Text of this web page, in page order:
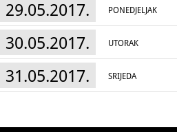
29.05.2017. PONEDJELJAK
30.05.2017. UTORAK
31.05.2017. SRIJEDA